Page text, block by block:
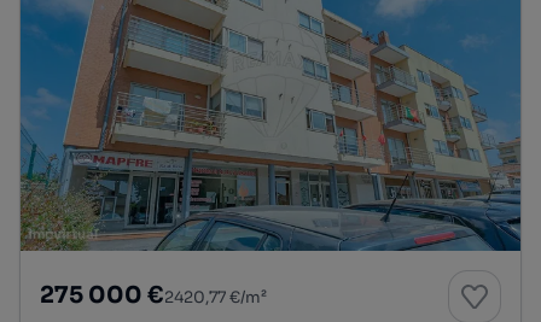
275 000 €2420,77 €/m²